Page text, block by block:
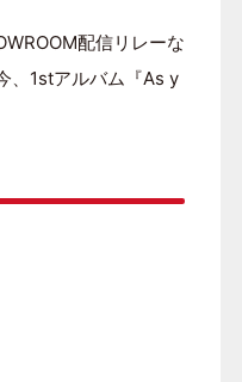
配信リレーな
、1stアルバム『As y